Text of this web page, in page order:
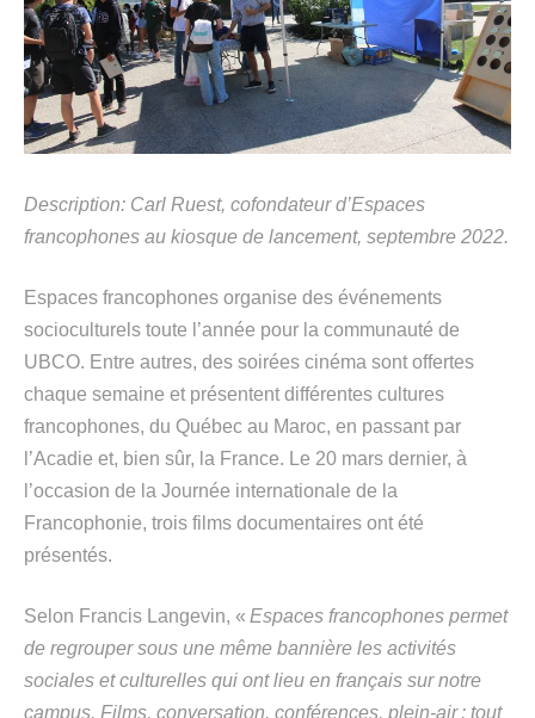
Description: Carl Ruest, cofondateurd’Espaces
francophones au kiosque de lancement, septembre 2022.
Espaces francophones organise des événements
socioculturels toute l’année pour la communauté de
UBCO. Entre autres, des soirées cinéma sont offertes
chaque semaine et présentent différentes cultures
francophones, du Québec au Maroc, en passant par
l’Acadie et, bien sûr, la France. Le 20 mars dernier, à
l’occasion de la Journée internationale de la
Francophonie, trois films documentaires ont été
présentés.
Selon Francis Langevin, « Espaces francophones permet
de regrouper sous une même bannière les activités
sociales et culturelles qui ont lieu en français sur notre
campus. Films, conversation, conférences, plein-air : tout